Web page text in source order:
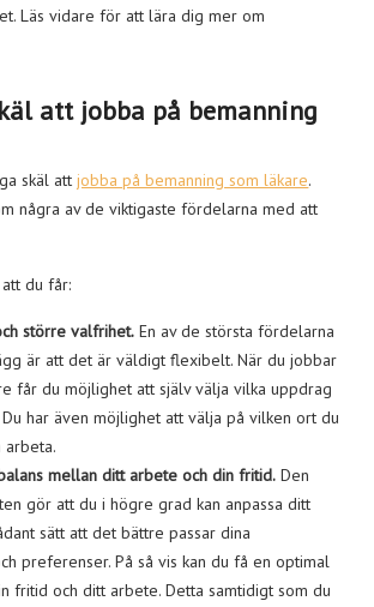
Läs vidare för att lära dig mer om
att jobba på bemanning
skäl attjobba på bemanning som läkare.
några av de viktigaste fördelarna med att
du får:
större valfrihet. En av de största fördelarna
är att det är väldigt flexibelt. När du jobbar
får du möjlighet att själv välja vilka uppdrag
har även möjlighet att välja på vilken ort du
arbeta.
mellan ditt arbete och din fritid. Den
gör att du i högre grad kan anpassa ditt
sätt att det bättre passar dina
preferenser. På så vis kan du få en optimal
fritid och ditt arbete. Detta samtidigt som du